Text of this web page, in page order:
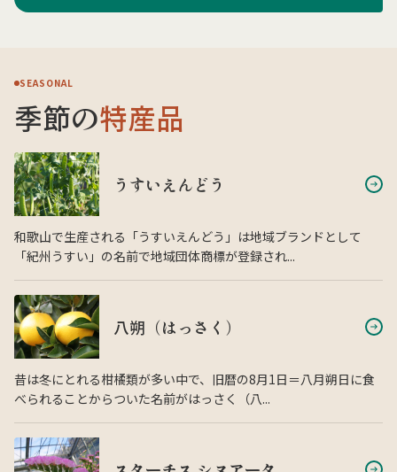
SEASONAL
季節の特産品
うすいえんどう
和歌山で生産される「うすいえんどう」は地域ブランドとして
「紀州うすい」の名前で地域団体商標が登録され...
八朔（はっさく）
昔は冬にとれる柑橘類が多い中で、旧暦の8月1日＝八月朔日に食
べられることからついた名前がはっさく（八...